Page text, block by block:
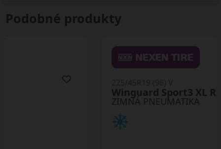
Podobné produkty
Winguard Sport3 XL RPB
225/45R19 (96) V